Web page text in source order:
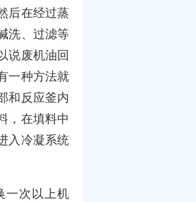
后在经过蒸
洗、过滤等
说废机油回
一种方法就
和反应釜内
，在填料中
入冷凝系统
一次以上机